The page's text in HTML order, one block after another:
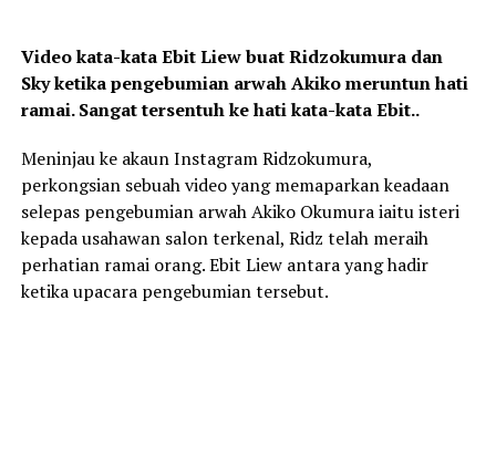
Video kata-kata Ebit Liew buat Ridzokumura dan
Sky ketika pengebumian arwah Akiko meruntun hati
ramai. Sangat tersentuh ke hati kata-kata Ebit..
Meninjau ke akaun Instagram Ridzokumura,
perkongsian sebuah video yang memaparkan keadaan
selepas pengebumian arwah Akiko Okumura iaitu isteri
kepada usahawan salon terkenal, Ridz telah meraih
perhatian ramai orang. Ebit Liew antara yang hadir
ketika upacara pengebumian tersebut.